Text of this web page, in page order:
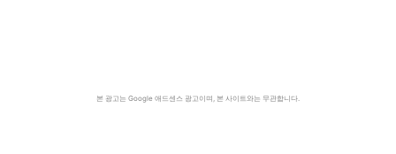
본 광고는 Google 애드센스 광고이며, 본 사이트와는 무관합니다.